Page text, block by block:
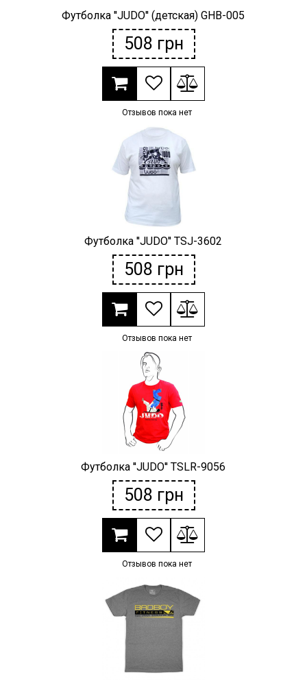
Футболка ''JUDO'' (детская) GHB-005
508 грн
Отзывов пока нет
Футболка ''JUDO'' TSJ-3602
508 грн
Отзывов пока нет
Футболка ''JUDO'' TSLR-9056
508 грн
Отзывов пока нет